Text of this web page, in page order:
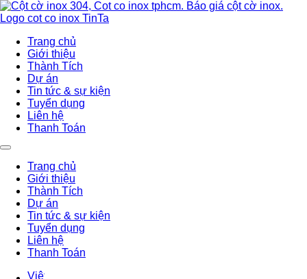
Trang chủ
Giới thiệu
Thành Tích
Dự án
Tin tức & sự kiện
Tuyển dụng
Liên hệ
Thanh Toán
Trang chủ
Giới thiệu
Thành Tích
Dự án
Tin tức & sự kiện
Tuyển dụng
Liên hệ
Thanh Toán